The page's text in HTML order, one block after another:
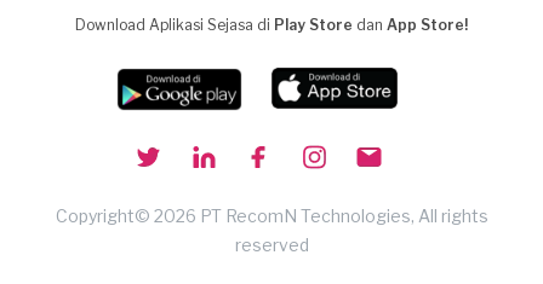
Download Aplikasi Sejasa di Play Store dan App Store!
Copyright© 2026 PT RecomN Technologies, All rights
reserved